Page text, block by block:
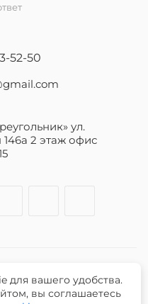
52-50
ул.
2 этаж офис
iЧехол.
315631300089311
для вашего удобства.
вы соглашаетесь